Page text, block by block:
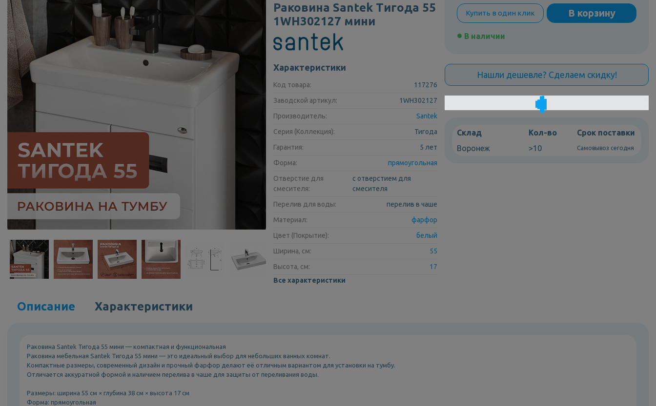
Комплектующие
Светотехника
Раковина Santek Тигода 55
1WH302127 мини
Характеристики
Код товара:
117276
Заводской артикул:
1WH302127
Производитель:
Santek
Серия (Коллекция):
Тигода
Гарантия:
5 лет
Форма:
прямоугольная
Отверстие для
смесителя:
с отверстием для
смесителя
Перелив для воды:
перелив в чаше
Материал:
фарфор
Цвет (Покрытие):
белый
Ширина, см:
55
Высота, см:
17
Все характеристики
Купить в один клик В корзину
В наличии
Нашли дешевле? Сделаем скидку!
Склад Кол-во
Срок поставки
Воронеж
>10 Самовывоз сегодня
Описание Характеристики
Раковина Santek Тигода 55 мини — компактная и функциональная
Раковина мебельная Santek Тигода 55 мини — это идеальный выбор для небольших ванных комнат.
Компактные размеры, современный дизайн и прочный фарфор делают её отличным вариантом для установки на тумбу.
Отличается аккуратной формой и наличием перелива в чаше для защиты от переливания воды.
Размеры: ширина 55 см × глубина 38 см × высота 17 см
Форма: прямоугольная